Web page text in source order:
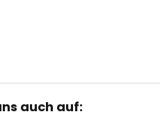
auch auf: